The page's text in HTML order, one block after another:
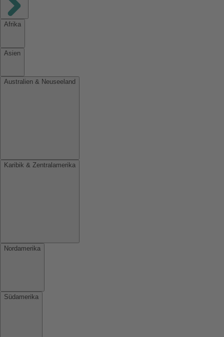
Afrika
Asien
Australien & Neuseeland
Karibik & Zentralamerika
Nordamerika
Südamerika